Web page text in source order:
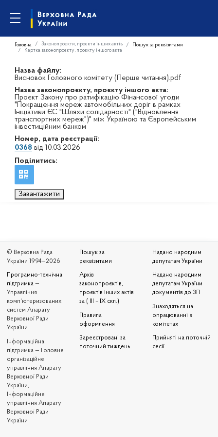
Головна Законопроєкти, проєкти інших актів
Пошук за реквізитами
Картка законопроєкту, проєкту іншого акта
Назва файлу:
Висновок Головного комітету (Перше читання).pdf
Назва законопроєкту, проєкту іншого акта:
Проєкт Закону про ратифікацію Фінансової угоди
"Покращення мереж автомобільних доріг в рамках
Ініціативи ЄС "Шляхи солідарності" ("Відновлення
транспортних мереж")" між Україною та Європейським
інвестиційним банком
Номер, дата реєстрації:
0368 від 10.03.2026
Поділитись:
Завантажити
© Верховна Рада
України 1994—2026
Програмно-технічна
підтримка —
Управління
комп'ютеризованих
систем Апарату
Верховної Ради
України
Iнформаційна
підтримка — Головне
організаційне
управління Апарату
Верховної Ради
України,
Інформаційне
управління Апарату
Верховної Ради
України
Пошук за
реквізитами
Архів
законопроєктів,
проєктів інших актів
за ( III – IX скл.)
Правила
оформлення
Зареєстровані за
поточний тиждень
Надано народним
депутатам України
Надано народним
депутатам України
документів до ЗП
Знаходяться на
опрацюванні в
комітетах
Прийняті на поточній
сесії